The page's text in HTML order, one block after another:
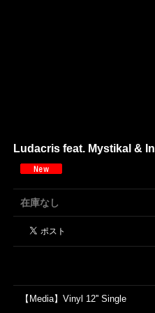
Ludacris feat. Mystikal &
在庫なし
【Media】Vinyl 12'' Single